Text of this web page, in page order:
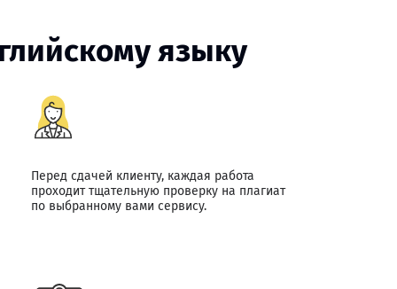
языку
Перед сдачей клиенту, каждая работа
проходит тщательную проверку на плагиат
по выбранному вами сервису.